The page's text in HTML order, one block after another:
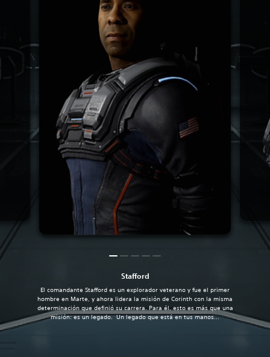
Stafford
El comandante Stafford es un explorador veterano y fue el primer
hombre en Marte, y ahora lidera la misión de Corinth con la misma
determinación que definió su carrera. Para él, esto es más que una
misión: es un legado. Un legado que está en tus manos...